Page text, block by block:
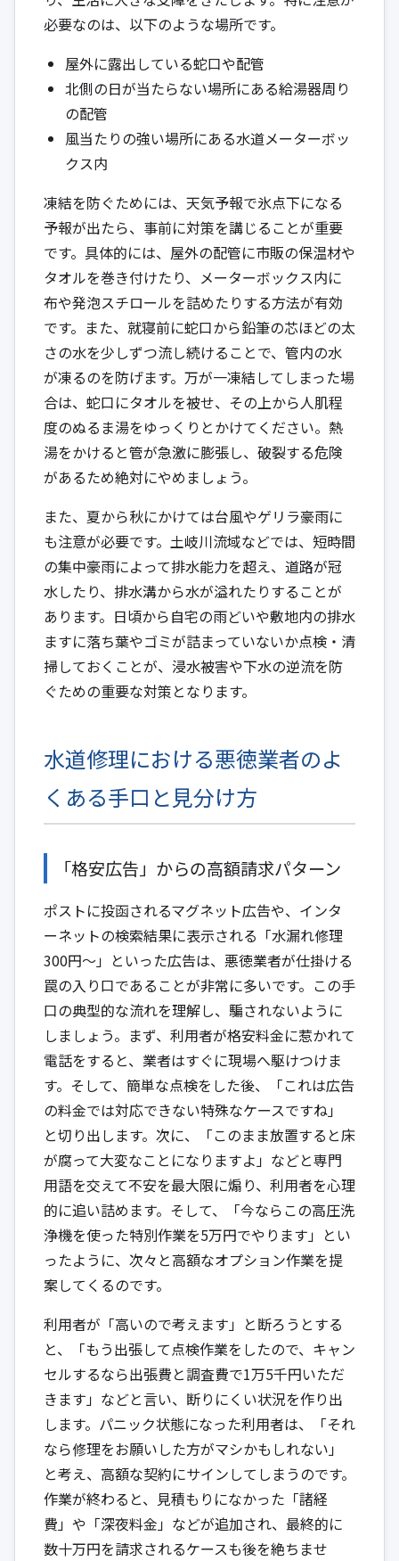
必要なのは、以下のような場所です。
屋外に露出している蛇口や配管
北側の日が当たらない場所にある給湯器周り
の配管
風当たりの強い場所にある水道メーターボッ
クス内
凍結を防ぐためには、天気予報で氷点下になる
予報が出たら、事前に対策を講じることが重要
です。具体的には、屋外の配管に市販の保温材や
タオルを巻き付けたり、メーターボックス内に
布や発泡スチロールを詰めたりする方法が有効
です。また、就寝前に蛇口から鉛筆の芯ほどの太
さの水を少しずつ流し続けることで、管内の水
が凍るのを防げます。万が一凍結してしまった場
合は、蛇口にタオルを被せ、その上から人肌程
度のぬるま湯をゆっくりとかけてください。熱
湯をかけると管が急激に膨張し、破裂する危険
があるため絶対にやめましょう。
また、夏から秋にかけては台風やゲリラ豪雨に
も注意が必要です。土岐川流域などでは、短時間
の集中豪雨によって排水能力を超え、道路が冠
水したり、排水溝から水が溢れたりすることが
あります。日頃から自宅の雨どいや敷地内の排水
ますに落ち葉やゴミが詰まっていないか点検・清
掃しておくことが、浸水被害や下水の逆流を防
ぐための重要な対策となります。
水道修理における悪徳業者のよ
くある手口と見分け方
「格安広告」からの高額請求パターン
ポストに投函されるマグネット広告や、インタ
ーネットの検索結果に表示される「水漏れ修理
300円〜」といった広告は、悪徳業者が仕掛ける
罠の入り口であることが非常に多いです。この手
口の典型的な流れを理解し、騙されないように
しましょう。まず、利用者が格安料金に惹かれて
電話をすると、業者はすぐに現場へ駆けつけま
す。そして、簡単な点検をした後、「これは広告
の料金では対応できない特殊なケースですね」
と切り出します。次に、「このまま放置すると床
が腐って大変なことになりますよ」などと専門
用語を交えて不安を最大限に煽り、利用者を心理
的に追い詰めます。そして、「今ならこの高圧洗
浄機を使った特別作業を5万円でやります」とい
ったように、次々と高額なオプション作業を提
案してくるのです。
利用者が「高いので考えます」と断ろうとする
と、「もう出張して点検作業をしたので、キャン
セルするなら出張費と調査費で1万5千円いただ
きます」などと言い、断りにくい状況を作り出
します。パニック状態になった利用者は、「それ
なら修理をお願いした方がマシかもしれない」
と考え、高額な契約にサインしてしまうのです。
作業が終わると、見積もりになかった「諸経
費」や「深夜料金」などが追加され、最終的に
数十万円を請求されるケースも後を絶ちませ